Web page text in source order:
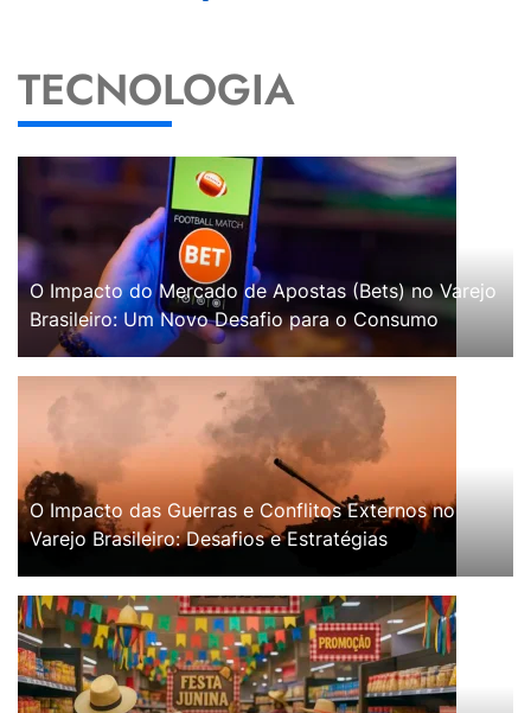
TECNOLOGIA
O Impacto do Mercado de Apostas (Bets) no Varejo
Brasileiro: Um Novo Desafio para o Consumo
O Impacto das Guerras e Conflitos Externos no
Varejo Brasileiro: Desafios e Estratégias